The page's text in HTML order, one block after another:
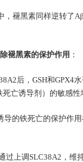
，褪黑素同样逆转了
褪黑素的保护作用 ：
后，GSH和GPX4
亡诱导剂）的敏感性
导的铁死亡的保护作
过上调SLC38A2，维